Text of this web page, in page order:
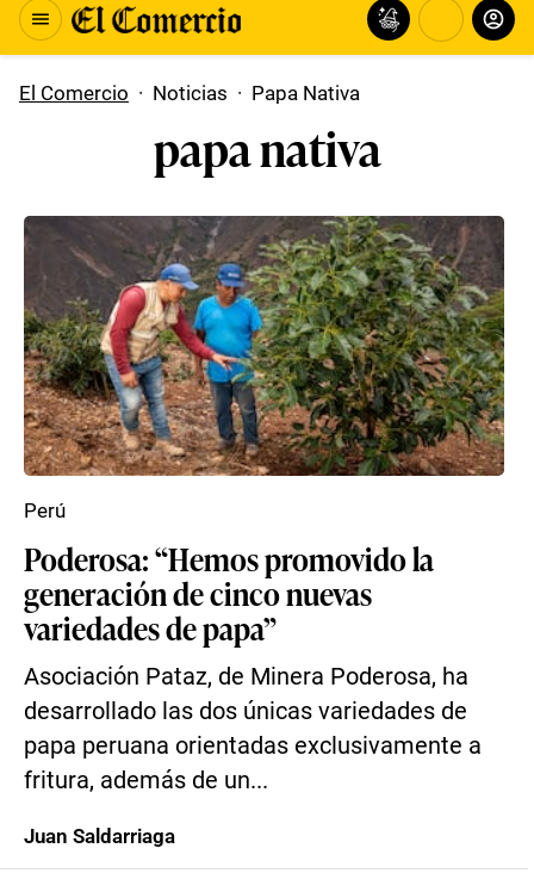
El Comercio · Noticias · Papa Nativa
papa nativa
Poderosa: “Hemos promovido la
generación de cinco nuevas
variedades de papa”
Asociación Pataz, de Minera Poderosa, ha
desarrollado las dos únicas variedades de
papa peruana orientadas exclusivamente a
fritura, además de un...
Perú
Juan Saldarriaga